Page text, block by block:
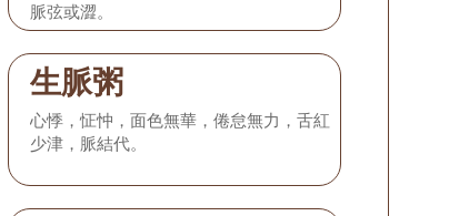
脈弦或澀。
生脈粥
心悸，怔忡，面色無華，倦怠無力，舌紅
少津，脈結代。